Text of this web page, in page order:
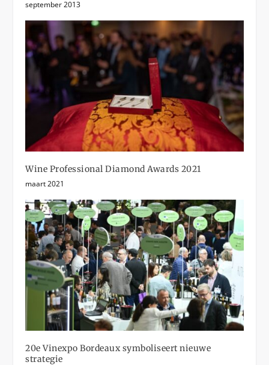
september 2013
Wine Professional Diamond Awards 2021
maart 2021
20e Vinexpo Bordeaux symboliseert nieuwe
strategie